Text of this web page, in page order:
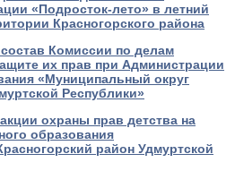
«Подросток-лето» в летний
Красногорского района
Комиссии по делам
их прав при Администрации
«Муниципальный округ
Республики»
охраны прав детства на
образования
район Удмуртской